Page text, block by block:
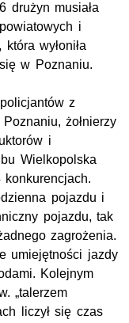
drużyn musiała
i
wyłoniła
w Poznaniu.
z
żołnierzy
i
Wielkopolska
pojazdu i
pojazdu, tak
zagrożenia.
umiejętności jazdy
Kolejnym
„talerzem
liczył się czas